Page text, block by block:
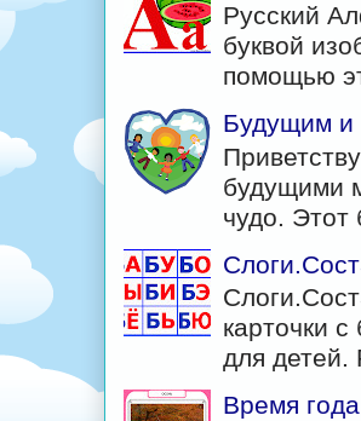
Русский
буквой
помощью
Будущим и
будущими
чудо. Этот
карточки
для детей.
Время